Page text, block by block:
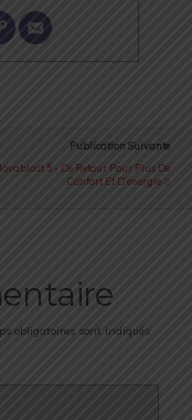
Publication Suivante
5 - De Retour Pour Plus De
Confort Et D'énergie
obligatoires sont indiqués